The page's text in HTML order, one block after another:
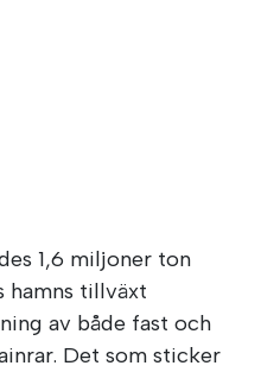
1,6 miljoner ton
hamns tillväxt
av både fast och
Det som sticker